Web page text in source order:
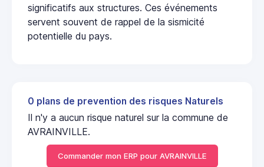
significatifs aux structures. Ces événements
servent souvent de rappel de la sismicité
potentielle du pays.
0 plans de prevention des risques Naturels
Il n'y a aucun risque naturel sur la commune de
AVRAINVILLE.
Commander mon ERP pour AVRAINVILLE